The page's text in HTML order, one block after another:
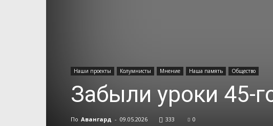
Наши проекты Колумнисты Мнение Наша память Общество
Забыли уроки 45-
По Авангард - 09.05.2026 333 0